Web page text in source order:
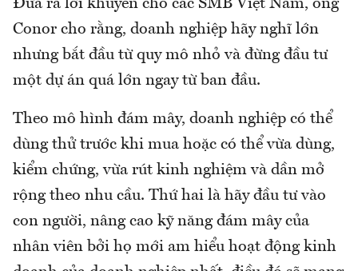
Đưa ra lời khuyên cho các SMB Việt Nam, ông
Conor cho rằng, doanh nghiệp hãy nghĩ lớn
nhưng bắt đầu từ quy mô nhỏ và đừng đầu tư
một dự án quá lớn ngay từ ban đầu.
Theo mô hình đám mây, doanh nghiệp có thể
dùng thử trước khi mua hoặc có thể vừa dùng,
kiểm chứng, vừa rút kinh nghiệm và dần mở
rộng theo nhu cầu. Thứ hai là hãy đầu tư vào
con người, nâng cao kỹ năng đám mây của
nhân viên bởi họ mới am hiểu hoạt động kinh